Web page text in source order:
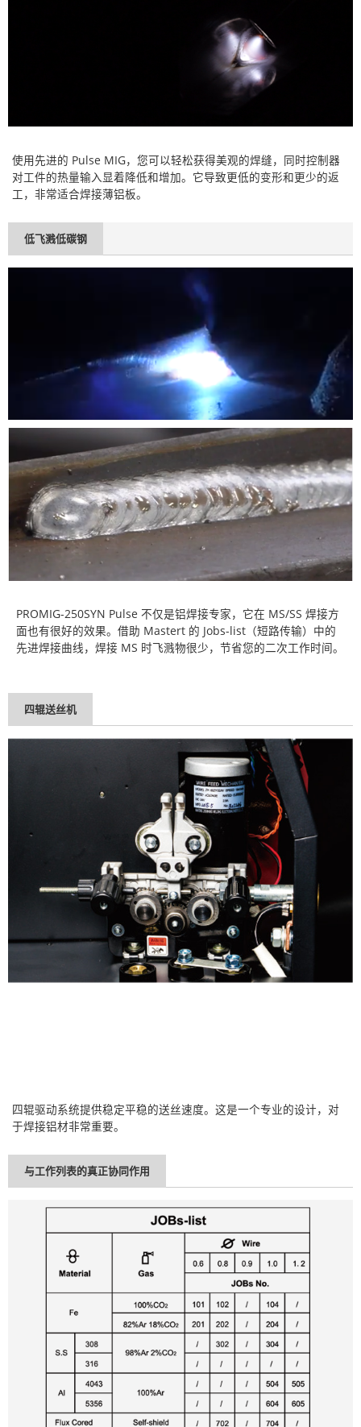
使用先进的 Pulse MIG，您可以轻松获得美观的焊缝，同时控制器
对工件的热量输入显着降低和增加。它导致更低的变形和更少的返
工，非常适合焊接薄铝板。
低飞溅低碳钢
PROMIG-250SYN Pulse 不仅是铝焊接专家，它在 MS/SS 焊接方
面也有很好的效果。借助 Mastert 的 Jobs-list（短路传输）中的
先进焊接曲线，焊接 MS 时飞溅物很少，节省您的二次工作时间。
四辊送丝机
四辊驱动系统提供稳定平稳的送丝速度。这是一个专业的设计，对
于焊接铝材非常重要。
与工作列表的真正协同作用